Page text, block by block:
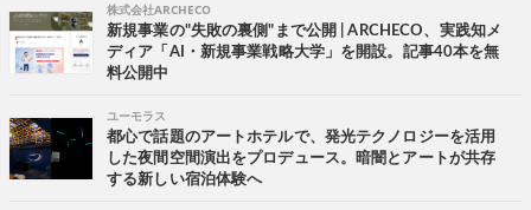
株式会社ARCHECO
新規事業の"失敗の裏側"まで公開 | ARCHECO、実践知メ
ディア「AI・新規事業戦略大学」を開設。記事40本を無
料公開中
ユーモラス
都心で話題のアートホテルで、発光テクノロジーを活用
した夜間空間演出をプロデュース。暗闇とアートが共存
する新しい宿泊体験へ